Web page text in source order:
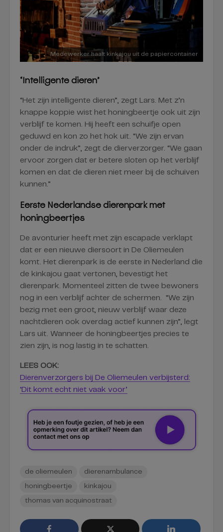
Medewerker haalt kinkajou uit de papiercontainer
‘Intelligente dieren’
“Het zijn intelligente dieren”, zegt Lars. Met z’n
knappe koppie wist het honingbeertje ook uit zijn
verblijf te komen. Hij heeft een schuifje open
geduwd en kon zo het hok uit. “We zijn ervan
onder de indruk”, zegt de dierverzorger. “We gaan
ervoor zorgen dat er betere sloten op het verblijf
komen en dat de dieren niet meer bij de schuiven
kunnen.”
Eerste Nederlandse dierenpark met
honingbeertjes
De avonturier heeft met zijn escapade verklapt
dat er een nieuwe diersoort in De Oliemeulen
komt. Het dierenpark is de eerste in Nederland die
de kinkajou gaat vertonen, bevestigt het
dierenpark. Momenteel zitten de twee bewoners
nog in een verblijf achter de schermen. “We zijn
bezig met een groot, nieuw verblijf waar deze
nachtdieren ook overdag actief kunnen zijn”, legt
Lars uit. Wanneer de honingbeertjes precies te
zien zijn, is nog lastig in te schatten.
LEES OOK:
Dierenverzorgers bij De Oliemeulen verbijsterd:
‘Dit komt echt niet vaak voor’
de oliemeulen dierenambulance
honingbeertje kinkajou
thomas van acquinostraat